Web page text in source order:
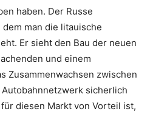
haben. Der Russe
man die litauische
Er sieht den Bau der neuen
und einem
Zusammenwachsen zwischen
sicherlich
diesen Markt von Vorteil ist,